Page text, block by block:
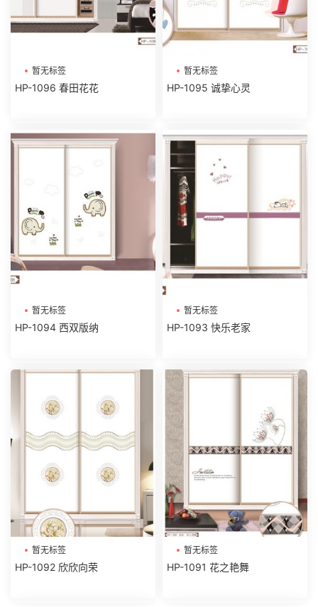
暂无标签
HP-1096 春田花花
暂无标签
HP-1095 诚挚心灵
暂无标签
HP-1094 西双版纳
暂无标签
HP-1093 快乐老家
暂无标签
HP-1092 欣欣向荣
暂无标签
HP-1091 花之艳舞